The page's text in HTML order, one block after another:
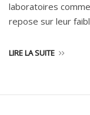
laboratoires
repose sur leur
LIRE LA SUITE